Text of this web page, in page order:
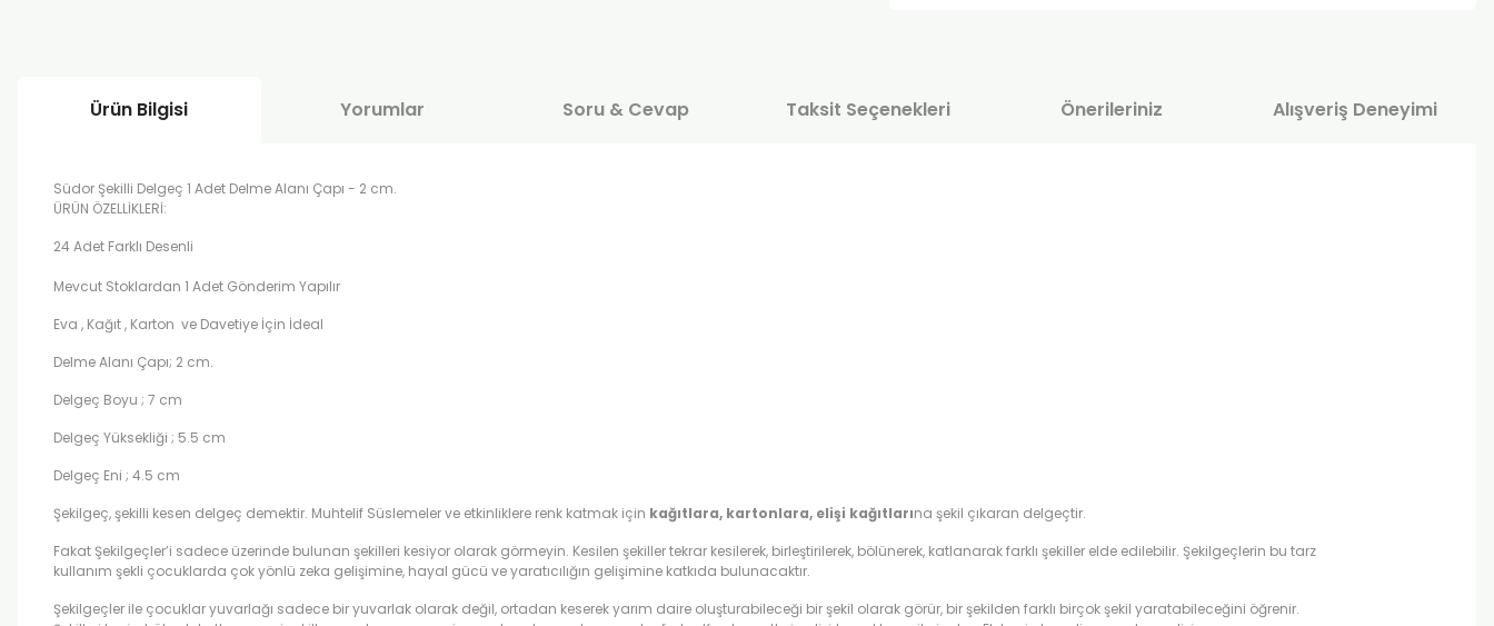
Ürün Bilgisi Yorumlar Soru & Cevap Taksit Seçenekleri Önerileriniz Alışveriş Deneyimi
Südor Şekilli Delgeç 1 Adet Delme Alanı Çapı - 2 cm.
ÜRÜN ÖZELLİKLERİ:
24 Adet Farklı Desenli
Mevcut Stoklardan 1 Adet Gönderim Yapılır
Eva , Kağıt , Karton ve Davetiye İçin İdeal
Delme Alanı Çapı; 2 cm.
Delgeç Boyu ; 7 cm
Delgeç Yüksekliği ; 5.5 cm
Delgeç Eni ; 4.5 cm
Şekilgeç, şekilli kesen delgeç demektir. Muhtelif Süslemeler ve etkinliklere renk katmak için kağıtlara, kartonlara, elişi kağıtlarına şekil çıkaran delgeçtir.
Fakat Şekilgeçler’i sadece üzerinde bulunan şekilleri kesiyor olarak görmeyin. Kesilen şekiller tekrar kesilerek, birleştirilerek, bölünerek, katlanarak farklı şekiller elde edilebilir. Şekilgeçlerin bu tarz
kullanım şekli çocuklarda çok yönlü zeka gelişimine, hayal gücü ve yaratıcılığın gelişimine katkıda bulunacaktır.
Şekilgeçler ile çocuklar yuvarlağı sadece bir yuvarlak olarak değil, ortadan keserek yarım daire oluşturabileceği bir şekil olarak görür, bir şekilden farklı birçok şekil yaratabileceğini öğrenir.